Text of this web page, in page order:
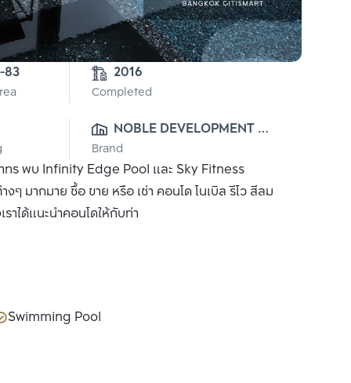
83 2016
Completed
NOBLE DEVELOPMENT
PUBLIC CO., LTD.
Brand
ทร พบ Infinity Edge Pool และ Sky Fitness
มากมาย ซื้อ ขาย หรือ เช่า คอนโด โนเบิล รีโว สีลม
ได้แนะนำคอนโดให้กับท่า
Swimming Pool